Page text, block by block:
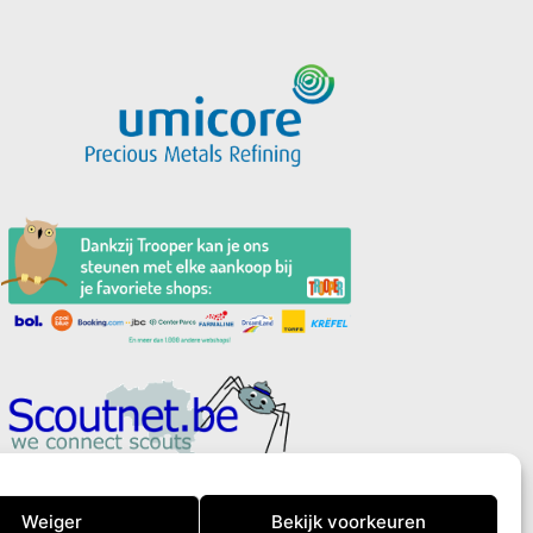
Weiger Bekijk voorkeuren
Privacyverklaring